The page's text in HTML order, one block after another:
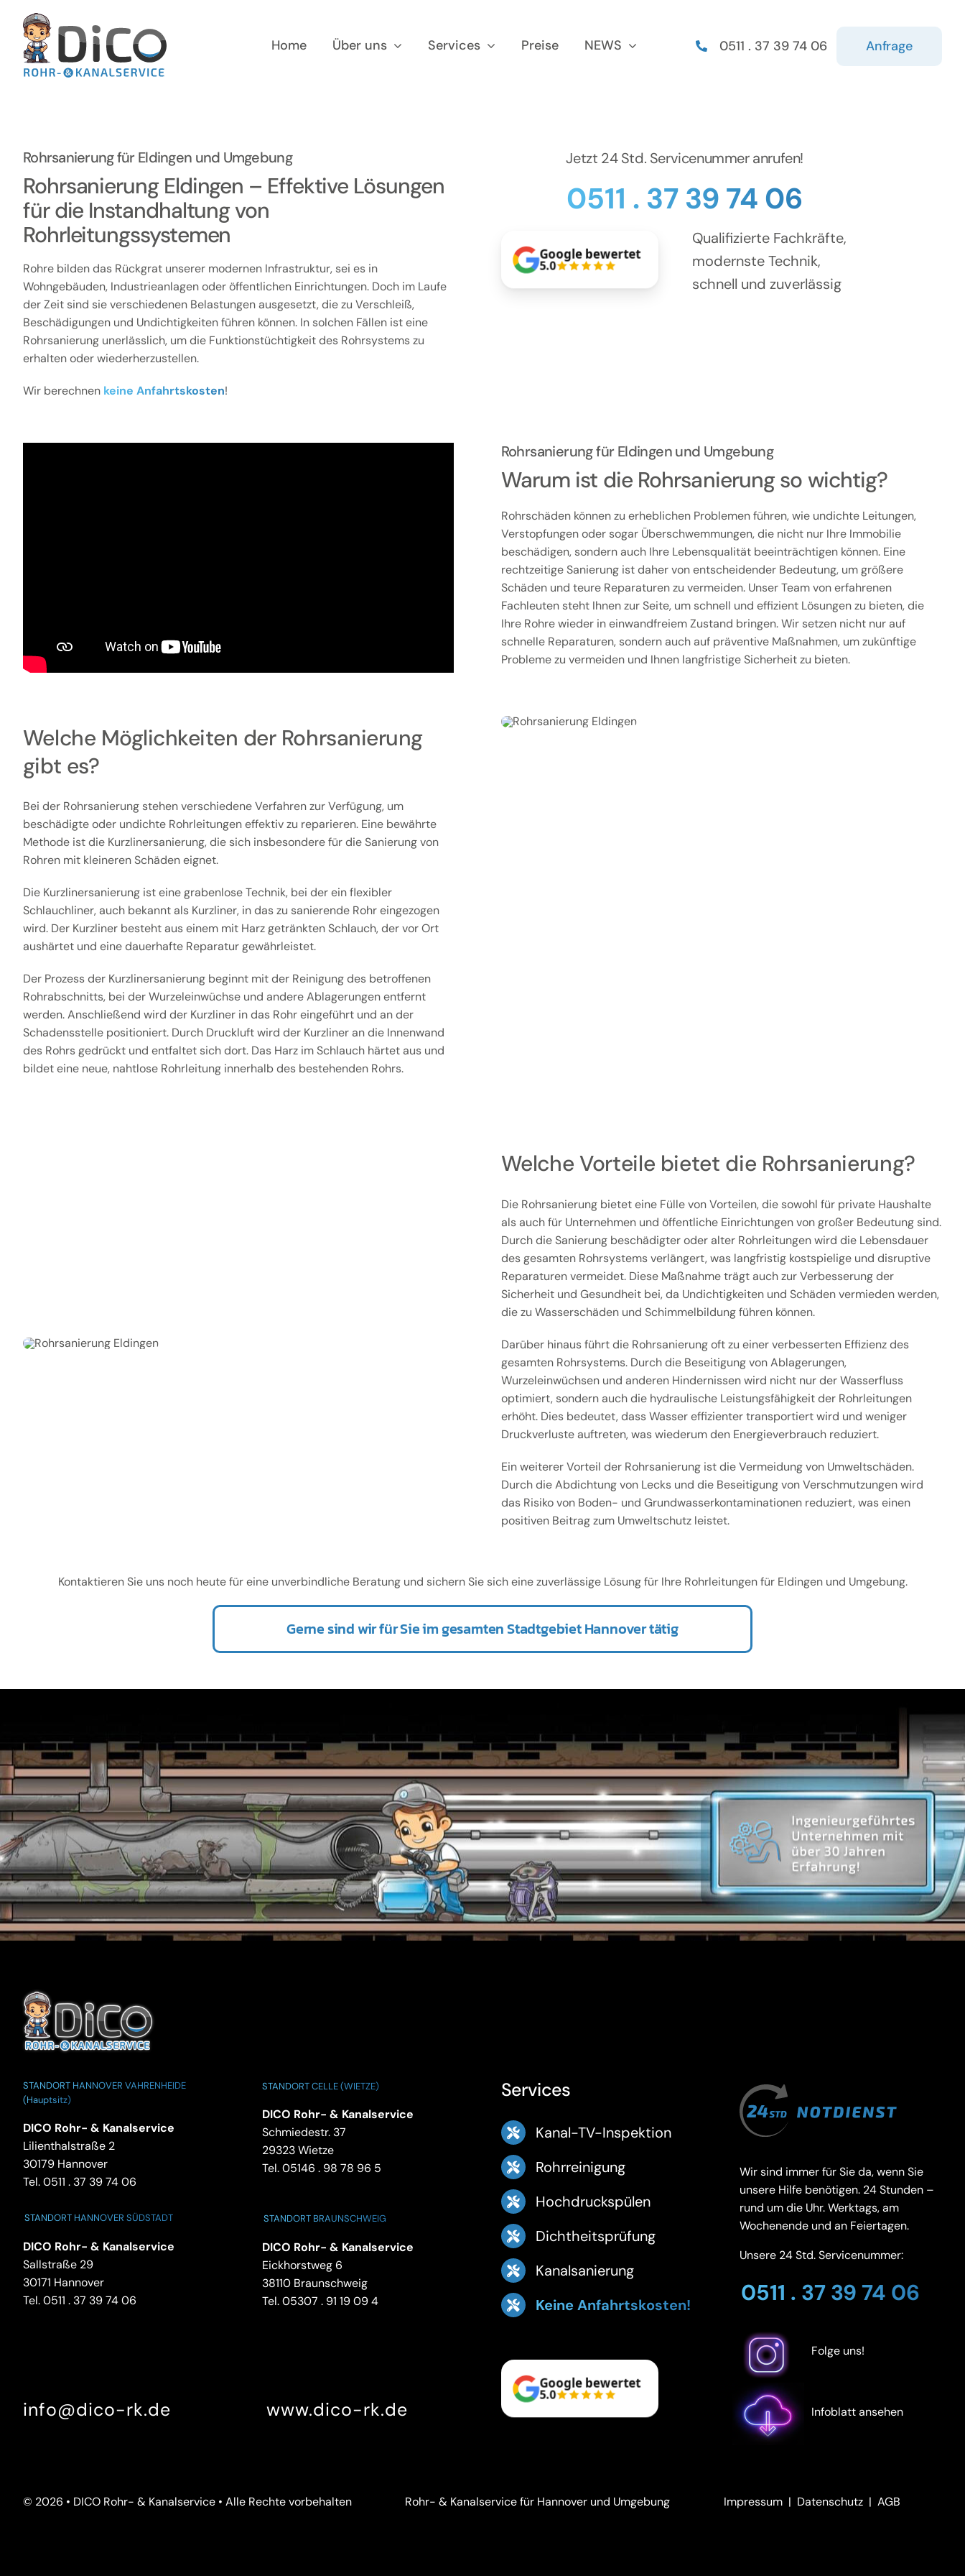
Inhalt
springen
Home Über uns Services Preise NEWS 0511 . 37 39 74 06 Anfrage
Rohrsanierung für Eldingen und Umgebung
Rohrsanierung Eldingen – Effektive Lösungen
für die Instandhaltung von
Rohrleitungssystemen
Rohre bilden das Rückgrat unserer modernen Infrastruktur, sei es in
Wohngebäuden, Industrieanlagen oder öffentlichen Einrichtungen. Doch im Laufe
der Zeit sind sie verschiedenen Belastungen ausgesetzt, die zu Verschleiß,
Beschädigungen und Undichtigkeiten führen können. In solchen Fällen ist eine
Rohrsanierung unerlässlich, um die Funktionstüchtigkeit des Rohrsystems zu
erhalten oder wiederherzustellen.
Wir berechnen keine Anfahrtskosten!
Jetzt 24 Std. Servicenummer anrufen!
0511 . 37 39 74 06
Google bewertet
5.0
Qualifizierte Fachkräfte,
modernste Technik,
schnell und zuverlässig
Rohrsanierung für Eldingen und Umgebung
Warum ist die Rohrsanierung so wichtig?
Rohrschäden können zu erheblichen Problemen führen, wie undichte Leitungen,
Verstopfungen oder sogar Überschwemmungen, die nicht nur Ihre Immobilie
beschädigen, sondern auch Ihre Lebensqualität beeinträchtigen können. Eine
rechtzeitige Sanierung ist daher von entscheidender Bedeutung, um größere
Schäden und teure Reparaturen zu vermeiden. Unser Team von erfahrenen
Fachleuten steht Ihnen zur Seite, um schnell und effizient Lösungen zu bieten, die
Ihre Rohre wieder in einwandfreiem Zustand bringen. Wir setzen nicht nur auf
schnelle Reparaturen, sondern auch auf präventive Maßnahmen, um zukünftige
Probleme zu vermeiden und Ihnen langfristige Sicherheit zu bieten.
Welche Möglichkeiten der Rohrsanierung
gibt es?
Bei der Rohrsanierung stehen verschiedene Verfahren zur Verfügung, um
beschädigte oder undichte Rohrleitungen effektiv zu reparieren. Eine bewährte
Methode ist die Kurzlinersanierung, die sich insbesondere für die Sanierung von
Rohren mit kleineren Schäden eignet.
Die Kurzlinersanierung ist eine grabenlose Technik, bei der ein flexibler
Schlauchliner, auch bekannt als Kurzliner, in das zu sanierende Rohr eingezogen
wird. Der Kurzliner besteht aus einem mit Harz getränkten Schlauch, der vor Ort
aushärtet und eine dauerhafte Reparatur gewährleistet.
Der Prozess der Kurzlinersanierung beginnt mit der Reinigung des betroffenen
Rohrabschnitts, bei der Wurzeleinwüchse und andere Ablagerungen entfernt
werden. Anschließend wird der Kurzliner in das Rohr eingeführt und an der
Schadensstelle positioniert. Durch Druckluft wird der Kurzliner an die Innenwand
des Rohrs gedrückt und entfaltet sich dort. Das Harz im Schlauch härtet aus und
bildet eine neue, nahtlose Rohrleitung innerhalb des bestehenden Rohrs.
Welche Vorteile bietet die Rohrsanierung?
Die Rohrsanierung bietet eine Fülle von Vorteilen, die sowohl für private Haushalte
als auch für Unternehmen und öffentliche Einrichtungen von großer Bedeutung sind.
Durch die Sanierung beschädigter oder alter Rohrleitungen wird die Lebensdauer
des gesamten Rohrsystems verlängert, was langfristig kostspielige und disruptive
Reparaturen vermeidet. Diese Maßnahme trägt auch zur Verbesserung der
Sicherheit und Gesundheit bei, da Undichtigkeiten und Schäden vermieden werden,
die zu Wasserschäden und Schimmelbildung führen können.
Darüber hinaus führt die Rohrsanierung oft zu einer verbesserten Effizienz des
gesamten Rohrsystems. Durch die Beseitigung von Ablagerungen,
Wurzeleinwüchsen und anderen Hindernissen wird nicht nur der Wasserfluss
optimiert, sondern auch die hydraulische Leistungsfähigkeit der Rohrleitungen
erhöht. Dies bedeutet, dass Wasser effizienter transportiert wird und weniger
Druckverluste auftreten, was wiederum den Energieverbrauch reduziert.
Ein weiterer Vorteil der Rohrsanierung ist die Vermeidung von Umweltschäden.
Durch die Abdichtung von Lecks und die Beseitigung von Verschmutzungen wird
das Risiko von Boden- und Grundwasserkontaminationen reduziert, was einen
positiven Beitrag zum Umweltschutz leistet.
Kontaktieren Sie uns noch heute für eine unverbindliche Beratung und sichern Sie sich eine zuverlässige Lösung für Ihre Rohrleitungen für Eldingen und Umgebung.
Gerne sind wir für Sie im gesamten Stadtgebiet Hannover tätig
STANDORT HANNOVER VAHRENHEIDE
(Hauptsitz)
DICO Rohr- & Kanalservice
Lilienthalstraße 2
30179 Hannover
Tel.0511 . 37 39 74 06
STANDORT HANNOVER SÜDSTADT
DICO Rohr- & Kanalservice
Sallstraße 29
30171 Hannover
Tel.0511 . 37 39 74 06
STANDORT CELLE (WIETZE)
DICO Rohr- & Kanalservice
Schmiedestr. 37
29323 Wietze
Tel. 05146 . 98 78 96 5
STANDORT BRAUNSCHWEIG
DICO Rohr- & Kanalservice
Eickhorstweg 6
38110 Braunschweig
Tel. 05307 . 91 19 09 4
Services
Kanal-TV-Inspektion
Rohrreinigung
Hochdruckspülen
Dichtheitsprüfung
Kanalsanierung
Keine Anfahrtskosten!
Google bewertet
5.0
Wir sind immer für Sie da, wenn Sie
unsere Hilfe benötigen. 24 Stunden –
rund um die Uhr. Werktags, am
Wochenende und an Feiertagen.
Unsere 24 Std. Servicenummer:
0511 . 37 39 74 06
Folge uns!
Infoblatt ansehen
info@dico-rk.de www.dico-rk.de
© 2026 • DICO Rohr- & Kanalservice • Alle Rechte vorbehalten Rohr- & Kanalservice für Hannover und Umgebung Impressum | Datenschutz | AGB